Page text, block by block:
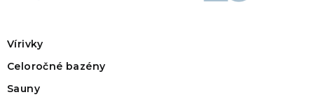
Vírivky
Celoročné bazény
Sauny